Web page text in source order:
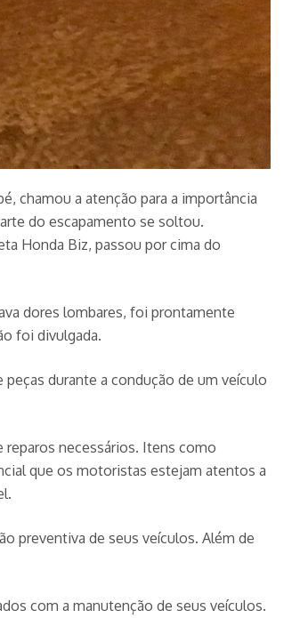
chamou a atenção para a importância
do escapamento se soltou.
Honda Biz, passou por cima do
dores lombares, foi prontamente
foi divulgada.
durante a condução de um veículo
necessários. Itens como
que os motoristas estejam atentos a
preventiva de seus veículos. Além de
com a manutenção de seus veículos.